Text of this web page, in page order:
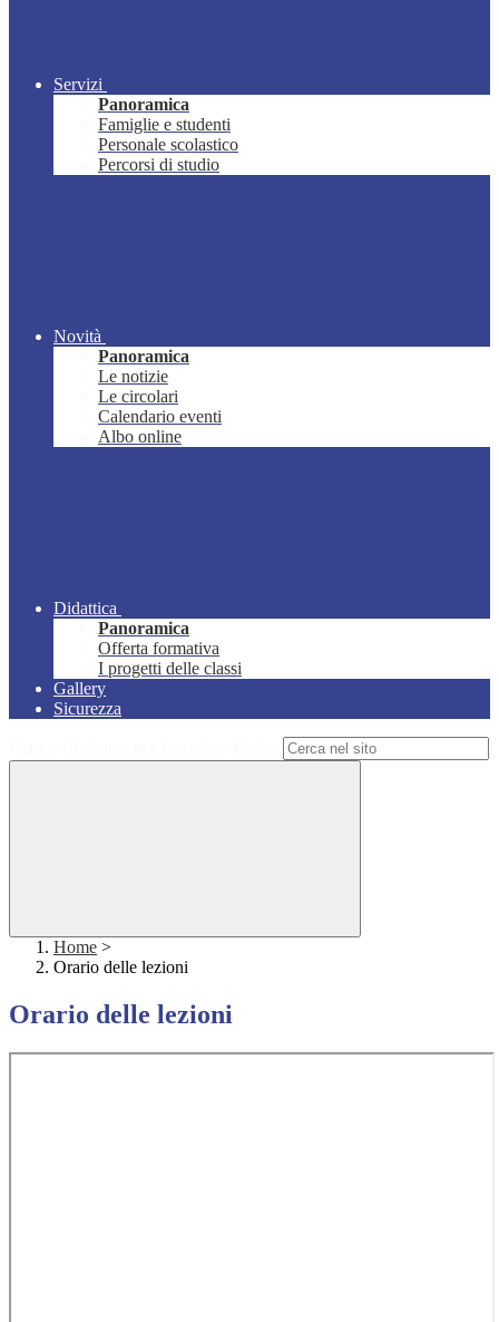
Servizi
Panoramica
Famiglie e studenti
Personale scolastico
Percorsi di studio
Novità
Panoramica
Le notizie
Le circolari
Calendario eventi
Albo online
Didattica
Panoramica
Offerta formativa
I progetti delle classi
Gallery
Sicurezza
Home >
Orario delle lezioni
Orario delle lezioni